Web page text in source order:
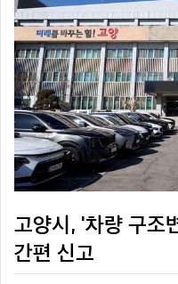
고양시, '차량 구조
간편 신고